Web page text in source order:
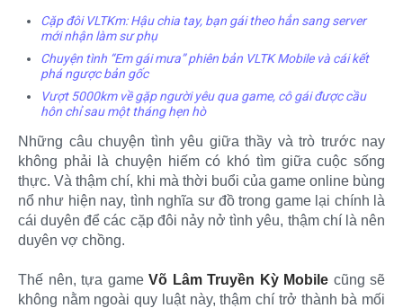
Cặp đôi VLTKm: Hậu chia tay, bạn gái theo hẳn sang server
mới nhận làm sư phụ
Chuyện tình “Em gái mưa” phiên bản VLTK Mobile và cái kết
phá ngược bản gốc
Vượt 5000km về gặp người yêu qua game, cô gái được cầu
hôn chỉ sau một tháng hẹn hò
Những câu chuyện tình yêu giữa thầy và trò trước nay
không phải là chuyện hiếm có khó tìm giữa cuộc sống
thực. Và thậm chí, khi mà thời buổi của game online bùng
nổ như hiện nay, tình nghĩa sư đồ trong game lại chính là
cái duyên để các cặp đôi nảy nở tình yêu, thậm chí là nên
duyên vợ chồng.
Thế nên, tựa game Võ Lâm Truyền Kỳ Mobile cũng sẽ
không nằm ngoài quy luật này, thậm chí trở thành bà mối